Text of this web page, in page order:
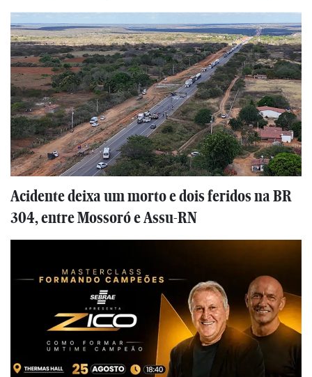
Acidente deixa um morto e dois feridos na BR
304, entre Mossoró e Assu-RN